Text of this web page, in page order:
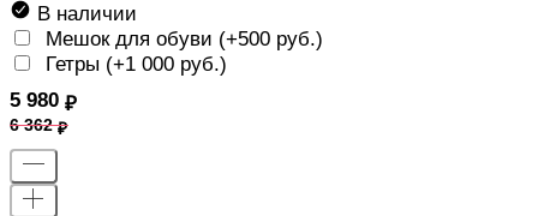
В наличии
Мешок для обуви (+500 руб.)
Гетры (+1 000 руб.)
5 980
6 362